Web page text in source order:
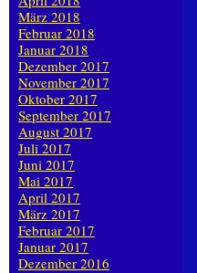
März 2018
Februar 2018
Januar 2018
Dezember 2017
November 2017
Oktober 2017
September 2017
August 2017
Juli 2017
Juni 2017
Mai 2017
April 2017
März 2017
Februar 2017
Januar 2017
Dezember 2016